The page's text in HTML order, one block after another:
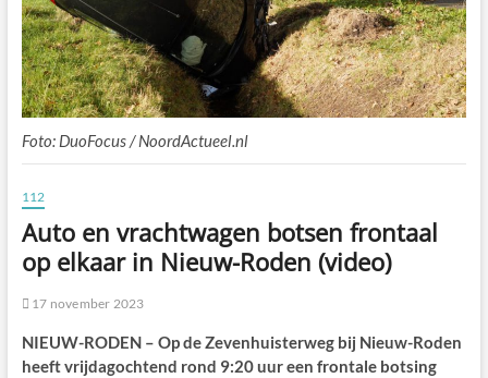
Foto: DuoFocus / NoordActueel.nl
112
Auto en vrachtwagen botsen frontaal
op elkaar in Nieuw-Roden (video)
17 november 2023
NIEUW-RODEN – Op de Zevenhuisterweg bij Nieuw-Roden
heeft vrijdagochtend rond 9:20 uur een frontale botsing